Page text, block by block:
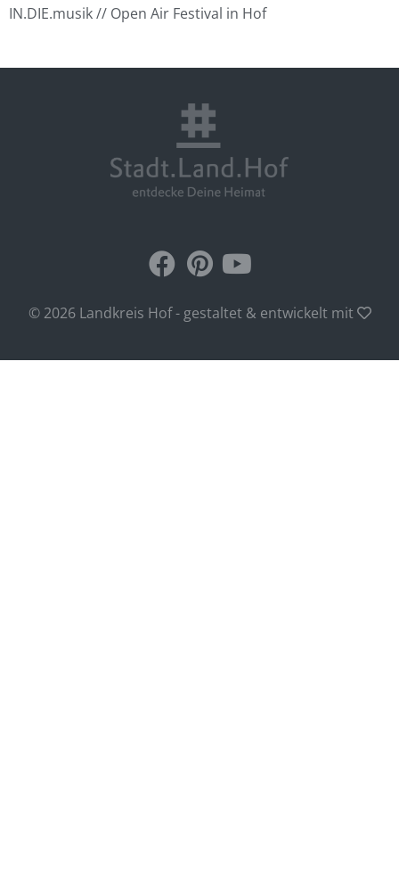
IN.DIE.musik // Open Air Festival in Hof
© 2026 Landkreis Hof - gestaltet & entwickelt mit